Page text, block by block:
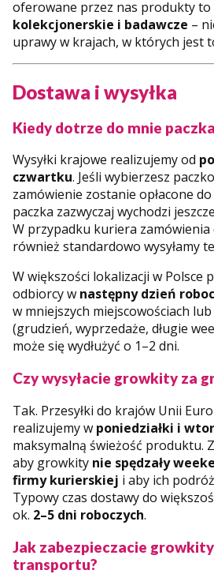
oferowane przez nas produkty to
kolekcjonerskie i badawcze –
uprawy w krajach, w których jest
Dostawa i wysyłka
Kiedy dotrze do mnie
Wysyłki krajowe realizujemy od
czwartku. Jeśli wybierzesz
zamówienie zostanie opłacone
paczka zazwyczaj wychodzi
W przypadku kuriera zamówienia
również standardowo wysyłamy
W większości lokalizacji w Polsce
odbiorcy w następny dzień
w mniejszych miejscowościach
(grudzień, wyprzedaże, długie
może się wydłużyć o 1–2 dni.
Czy wysyłacie growkity za
Tak. Przesyłki do krajów Unii
realizujemy w poniedziałki i
maksymalną świeżość produktu.
aby growkity nie spędzały
firmy kurierskiej i aby ich
Typowy czas dostawy do
ok. 2–5 dni roboczych.
Jak zabezpieczacie
transportu?